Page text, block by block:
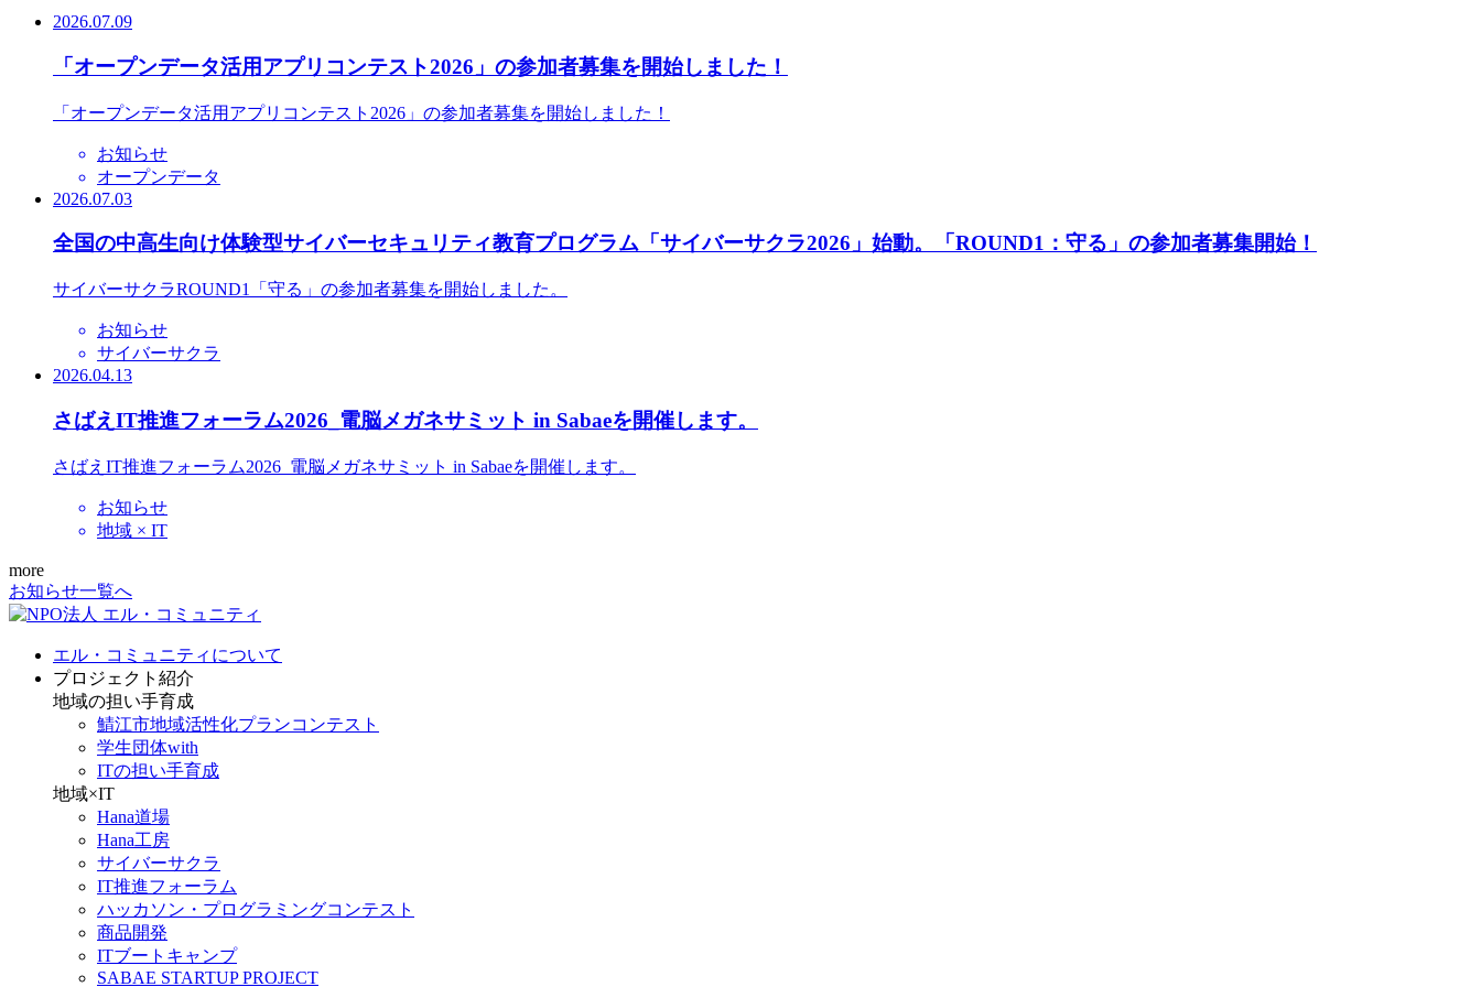
2026.07.09
「オープンデータ活用アプリコンテスト2026」の参加者募集を開始しました！
「オープンデータ活用アプリコンテスト2026」の参加者募集を開始しました！
お知らせ
オープンデータ
2026.07.03
全国の中高生向け体験型サイバーセキュリティ教育プログラム「サイバーサクラ2026」始動。「ROUND1：守る」の参加者募集開始！
サイバーサクラROUND1「守る」の参加者募集を開始しました。
お知らせ
サイバーサクラ
2026.04.13
さばえIT推進フォーラム2026_電脳メガネサミット in Sabaeを開催します。
さばえIT推進フォーラム2026_電脳メガネサミット in Sabaeを開催します。
お知らせ
地域 × IT
more
お知らせ一覧へ
エル・コミュニティについて
プロジェクト紹介
地域の担い手育成
鯖江市地域活性化プランコンテスト
学生団体with
ITの担い手育成
地域×IT
Hana道場
Hana工房
サイバーサクラ
IT推進フォーラム
ハッカソン・プログラミングコンテスト
商品開発
ITブートキャンプ
SABAE STARTUP PROJECT